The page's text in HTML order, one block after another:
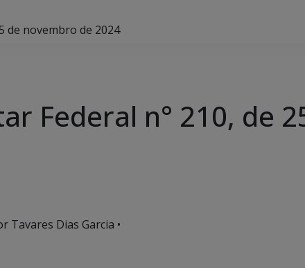
de novembro de 2024
Federal n° 210, de
Tavares Dias Garcia •